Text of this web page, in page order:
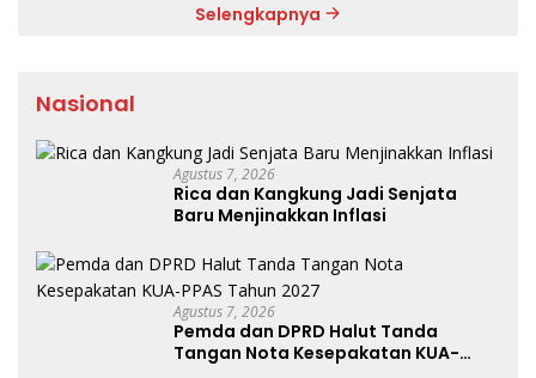
Selengkapnya
Nasional
Agustus 7, 2026
Rica dan Kangkung Jadi Senjata
Baru Menjinakkan Inflasi
Agustus 7, 2026
Pemda dan DPRD Halut Tanda
Tangan Nota Kesepakatan KUA-